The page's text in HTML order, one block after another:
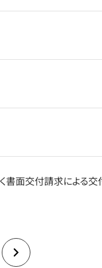
面交付請求による交